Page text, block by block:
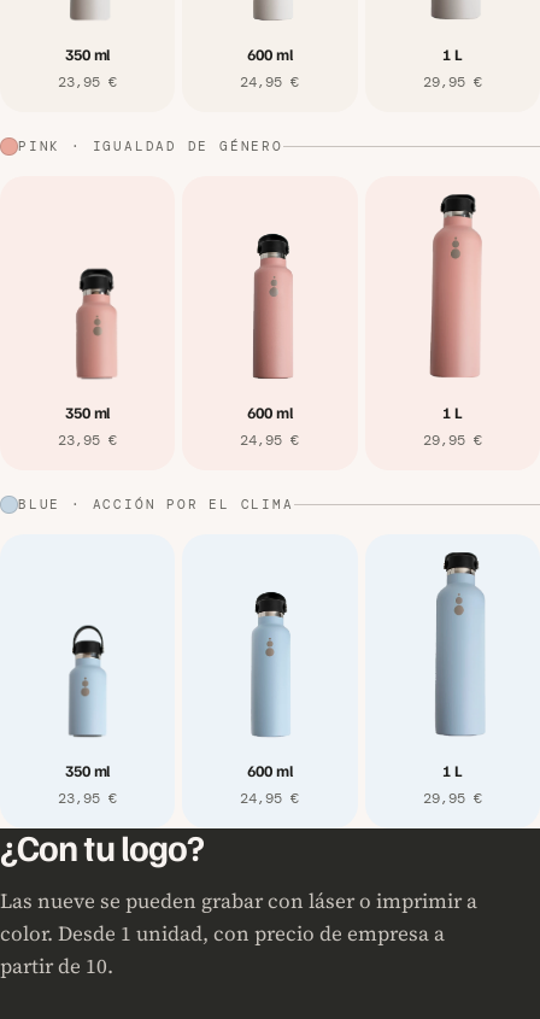
350 ml
23,95 €
600 ml
24,95 €
1 L
29,95 €
PINK · IGUALDAD DE GÉNERO
350 ml
23,95 €
600 ml
24,95 €
1 L
29,95 €
BLUE · ACCIÓN POR EL CLIMA
350 ml
23,95 €
600 ml
24,95 €
1 L
29,95 €
¿Con tu logo?
Las nueve se pueden grabar con láser o imprimir a
color. Desde 1 unidad, con precio de empresa a
partir de 10.